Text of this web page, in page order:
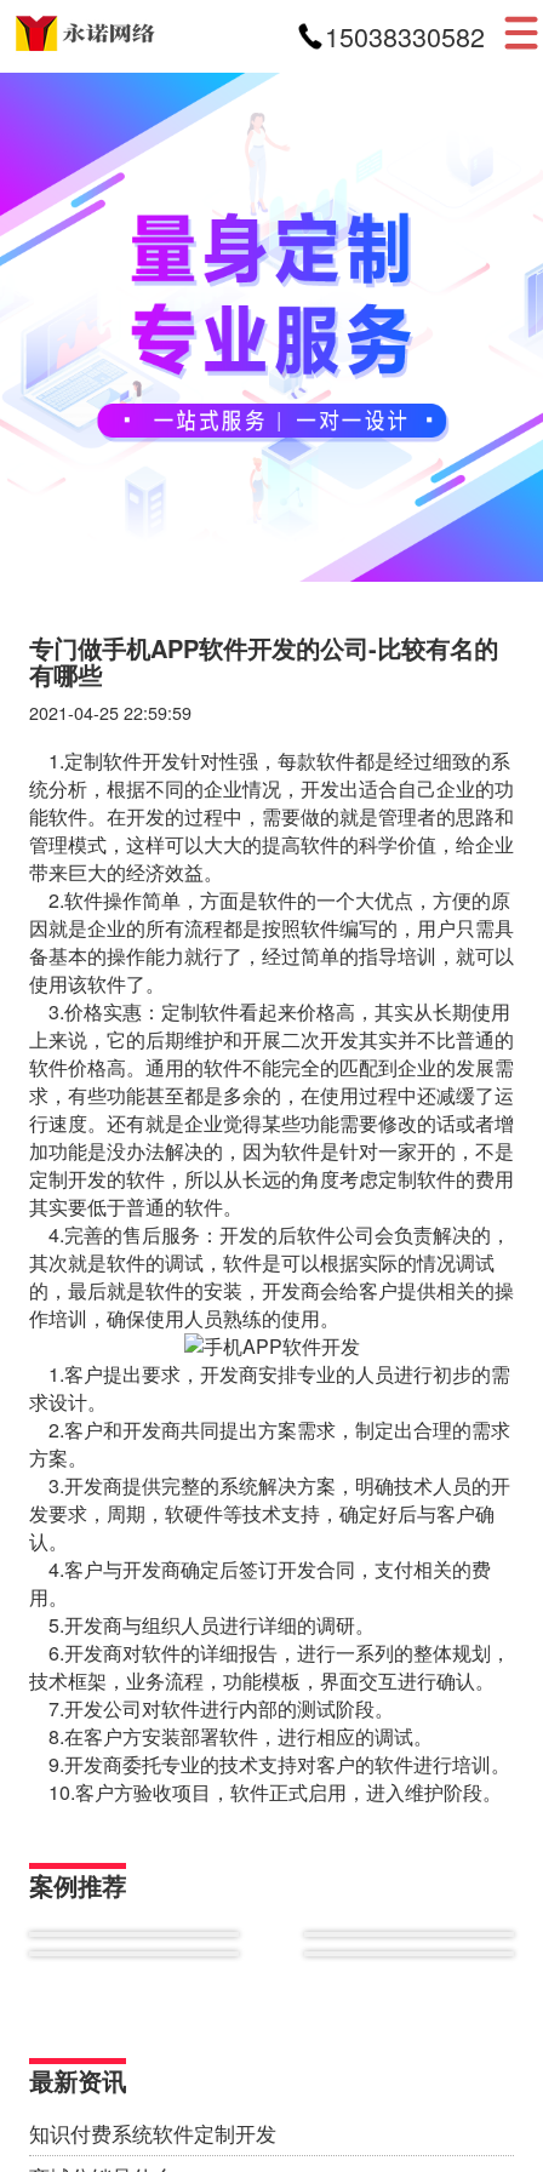
15038330582
首页
APP开发
小程序开发
案例展示
新闻资讯
关于我们
专门做手机APP软件开发的公司-比较有名的
有哪些
2021-04-25 22:59:59
1.定制软件开发针对性强，每款软件都是经过细致的系
统分析，根据不同的企业情况，开发出适合自己企业的功
能软件。在开发的过程中，需要做的就是管理者的思路和
管理模式，这样可以大大的提高软件的科学价值，给企业
带来巨大的经济效益。
2.软件操作简单，方面是软件的一个大优点，方便的原
因就是企业的所有流程都是按照软件编写的，用户只需具
备基本的操作能力就行了，经过简单的指导培训，就可以
使用该软件了。
3.价格实惠：定制软件看起来价格高，其实从长期使用
上来说，它的后期维护和开展二次开发其实并不比普通的
软件价格高。通用的软件不能完全的匹配到企业的发展需
求，有些功能甚至都是多余的，在使用过程中还减缓了运
行速度。还有就是企业觉得某些功能需要修改的话或者增
加功能是没办法解决的，因为软件是针对一家开的，不是
定制开发的软件，所以从长远的角度考虑定制软件的费用
其实要低于普通的软件。
4.完善的售后服务：开发的后软件公司会负责解决的，
其次就是软件的调试，软件是可以根据实际的情况调试
的，最后就是软件的安装，开发商会给客户提供相关的操
作培训，确保使用人员熟练的使用。
1.客户提出要求，开发商安排专业的人员进行初步的需
求设计。
2.客户和开发商共同提出方案需求，制定出合理的需求
方案。
3.开发商提供完整的系统解决方案，明确技术人员的开
发要求，周期，软硬件等技术支持，确定好后与客户确
认。
4.客户与开发商确定后签订开发合同，支付相关的费
用。
5.开发商与组织人员进行详细的调研。
6.开发商对软件的详细报告，进行一系列的整体规划，
技术框架，业务流程，功能模板，界面交互进行确认。
7.开发公司对软件进行内部的测试阶段。
8.在客户方安装部署软件，进行相应的调试。
9.开发商委托专业的技术支持对客户的软件进行培训。
10.客户方验收项目，软件正式启用，进入维护阶段。
案例推荐
最新资讯
知识付费系统软件定制开发